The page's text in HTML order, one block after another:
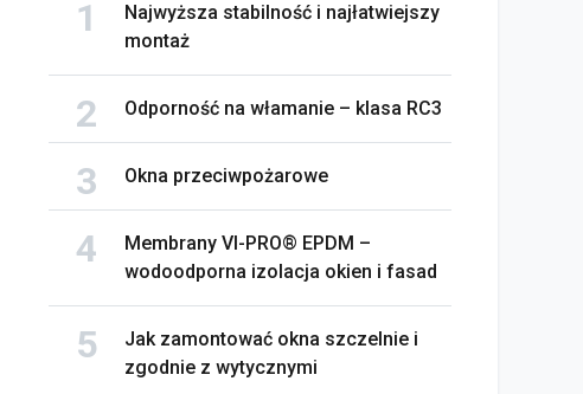
Najwyższa stabilność i najłatwiejszy
montaż
Odporność na włamanie – klasa RC3
Okna przeciwpożarowe
Membrany VI-PRO® EPDM –
wodoodporna izolacja okien i fasad
Jak zamontować okna szczelnie i
zgodnie z wytycznymi